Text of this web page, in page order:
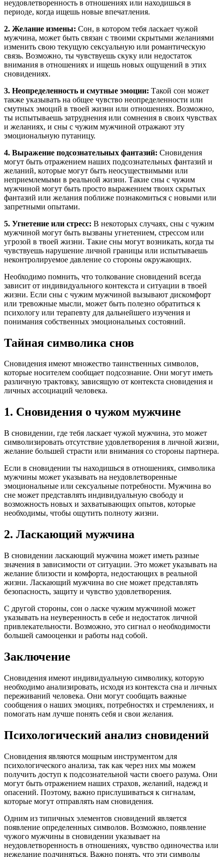
неудовлетворенность в отношениях или находишься в
периоде, когда ищешь новые впечатления.
2. Желание измены: Сон, в котором тебя ласкает чужой
мужчина, может быть связан с твоими скрытыми желаниями
изменить свою текущую сексуальную или романтическую
связь. Возможно, ты чувствуешь скуку или недостаток
внимания в отношениях и ищешь новых ощущений в этих
сновидениях.
3. Неопределенность и смутные эмоции: Такой сон может
также указывать на общее чувство неопределенности или
смутных эмоций в твоей жизни или отношениях. Возможно,
ты испытываешь затруднения или сомнения в своих чувствах
и желаниях, и сны с чужим мужчиной отражают эту
эмоциональную путаницу.
4. Выражение подсознательных фантазий: Сновидения
могут быть отражением наших подсознательных фантазий и
желаний, которые могут быть неосуществимыми или
неприемлемыми в реальной жизни. Такие сны с чужим
мужчиной могут быть просто выражением твоих скрытых
фантазий или желания поближе познакомиться с новыми или
запретными опытами.
5. Угнетение или стресс: В некоторых случаях, сны с чужим
мужчиной могут быть вызваны угнетением, стрессом или
угрозой в твоей жизни. Такие сны могут возникать, когда ты
чувствуешь нарушение личной границы или испытываешь
неконтролируемое давление со стороны окружающих.
Необходимо помнить, что толкование сновидений всегда
зависит от индивидуального контекста и ситуации в твоей
жизни. Если сны с чужим мужчиной вызывают дискомфорт
или тревожные мысли, может быть полезно обратиться к
психологу или терапевту для дальнейшего изучения и
понимания собственных эмоциональных состояний.
Тайная символика снов
Сновидения имеют множество таинственных символов,
которые носителем сообщает подсознание. Они могут иметь
различную трактовку, зависящую от контекста сновидения и
личных ассоциаций человека.
1. Сновидения о чужом мужчине
В сновидении, где тебя ласкает чужой мужчина, это может
символизировать отсутствие удовлетворения в личной жизни,
желание большей страсти или внимания со стороны партнера.
Если в сновидении ты находишься в отношениях, символика
мужчины может указывать на неудовлетворенные
эмоциональные или сексуальные потребности. Мужчина во
сне может представлять индивидуальную свободу и
возможность новых и захватывающих опытов, которые
необходимы, чтобы ощутить полноту жизни.
2. Ласкающий мужчина
В сновидении ласкающий мужчина может иметь разные
значения в зависимости от ситуации. Это может указывать на
желание близости и комфорта, недостающих в реальной
жизни. Ласкающий мужчина во сне может представлять
безопасность, защиту и чувство удовлетворения.
С другой стороны, сон о ласке чужим мужчиной может
указывать на неуверенность в себе и недостаток личной
привлекательности. Возможно, это сигнал о необходимости
большей самооценки и работы над собой.
Заключение
Сновидения имеют индивидуальную символику, которую
необходимо анализировать, исходя из контекста сна и личных
переживаний человека. Они могут сообщать важные
сообщения о наших эмоциях, потребностях и стремлениях, и
помогать нам лучше понять себя и свои желания.
Психологический анализ сновидений
Сновидения являются мощным инструментом для
психологического анализа, так как через них мы можем
получить доступ к подсознательной части своего разума. Они
могут быть отражением наших страхов, желаний, надежд и
опасений. Поэтому, важно прислушиваться к сигналам,
которые могут отправлять нам сновидения.
Одним из типичных элементов сновидений является
появление определенных символов. Возможно, появление
чужого мужчины в сновидении указывает на
неудовлетворенность в отношениях, чувство одиночества или
нежелание подчиняться. Важно понять, что эти символы